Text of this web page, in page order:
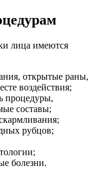
лица имеются
открытые раны,
воздействия;
процедуры,
составы;
рубцов;
болезни.